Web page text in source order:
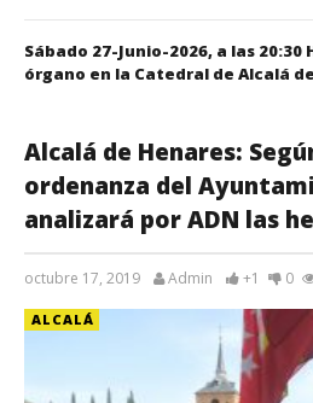
Sábado 27-Junio-2026, a las
órgano en la Catedral de Alcalá
Alcalá de Henares:
ordenanza del
analizará por ADN las
octubre 17, 2019 Admin +1 0
ALCALÁ